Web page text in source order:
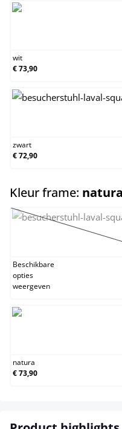
wit
€ 73,90
zwart
€ 72,90
Kleur frame: natura
grijs
(Deze
Beschikbare
opties
weergeven
natura
€ 73,90